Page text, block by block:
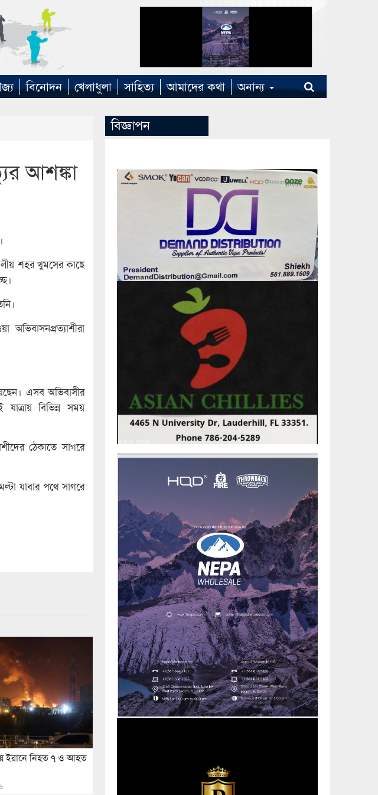
বিনোদন খেলাধুলা সাহিত্য আমাদের কথা অনান্য
আশঙ্কা
শহর খুমসের কাছে
অভিবাসনপ্রত্যাশীরা
এসব অভিবাসীর
বিভিন্ন সময়
ঠেকাতে সাগরে
যাবার পথে সাগরে
ইরানে নিহত ৭ ও আহত
বিজ্ঞাপন